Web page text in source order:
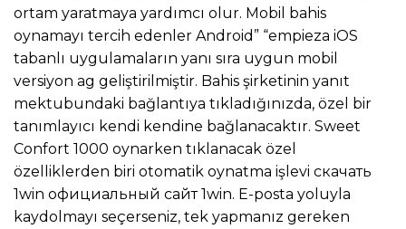
ortam yaratmaya yardımcı olur. Mobil bahis
oynamayı tercih edenler Android” “empieza iOS
tabanlı uygulamaların yanı sıra uygun mobil
versiyon ag geliştirilmiştir. Bahis şirketinin yanıt
mektubundaki bağlantıya tıkladığınızda, özel bir
tanımlayıcı kendi kendine bağlanacaktır. Sweet
Confort 1000 oynarken tıklanacak özel
özelliklerden biri otomatik oynatma işlevi скачать
1win официальный сайт 1win. E-posta yoluyla
kaydolmayı seçerseniz, tek yapmanız gereken